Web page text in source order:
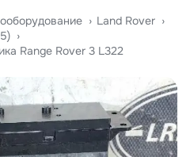
› Land Rover ›
›
Range Rover 3 L322